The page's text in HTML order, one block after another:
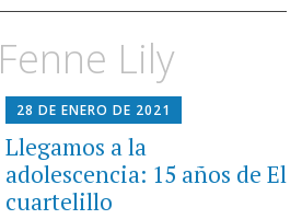
Fenne Lily
28 DE ENERO DE 2021
Llegamos a la
adolescencia: 15 años de El
cuartelillo